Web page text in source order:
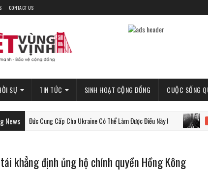
CONTACT US
SỰ TIN TỨC SINH HOẠT CỘNG ĐỒNG CUỘC SỐNG
News
Đức Cung Cấp Cho Ukraine Có Thể Làm Được Điều Này ! PHAN-
khẳng định ủng hộ chính quyền Hồng Kông